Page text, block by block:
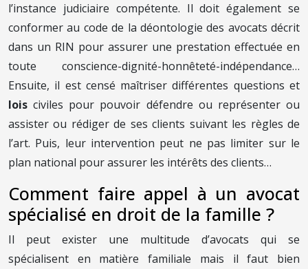
l’instance judiciaire compétente. Il doit également se
conformer au code de la déontologie des avocats décrit
dans un RIN pour assurer une prestation effectuée en
toute conscience-dignité-honnêteté-indépendance…
Ensuite, il est censé maîtriser différentes questions et
lois civiles pour pouvoir défendre ou représenter ou
assister ou rédiger de ses clients suivant les règles de
l’art. Puis, leur intervention peut ne pas limiter sur le
plan national pour assurer les intérêts des clients…
Comment faire appel à un avocat
spécialisé en droit de la famille ?
Il peut exister une multitude d’avocats qui se
spécialisent en matière familiale mais il faut bien